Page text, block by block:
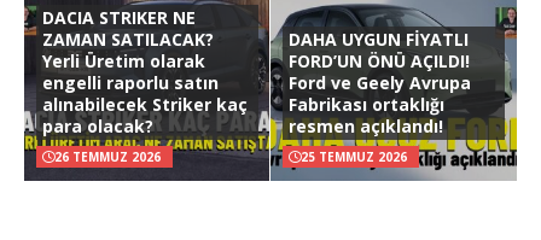
DACIA STRIKER NE
ZAMAN SATILACAK?
Yerli Üretim olarak
engelli raporlu satın
alınabilecek Striker kaç
para olacak?
26 TEMMUZ 2026
DAHA UYGUN FİYATLI
FORD’UN ÖNÜ AÇILDI!
Ford ve Geely Avrupa
Fabrikası ortaklığı
resmen açıklandı!
25 TEMMUZ 2026